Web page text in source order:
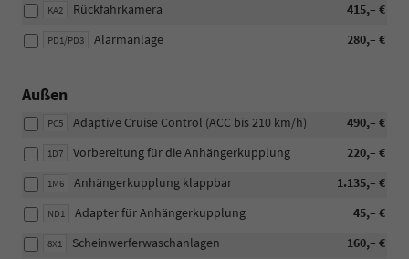
Zoll-
Felgen)
KA2 415,– €
Rückfahrkamera
PD1/PD3 280,– €
Alarmanlage
Außen
PC5 490,– €
Adaptive Cruise Control (ACC bis 210 km/h)
1D7 220,– €
Vorbereitung für die Anhängerkupplung
1M6 1.135,– €
Anhängerkupplung klappbar
ND1 45,– €
Adapter für Anhängerkupplung
8X1 160,– €
Scheinwerferwaschanlagen